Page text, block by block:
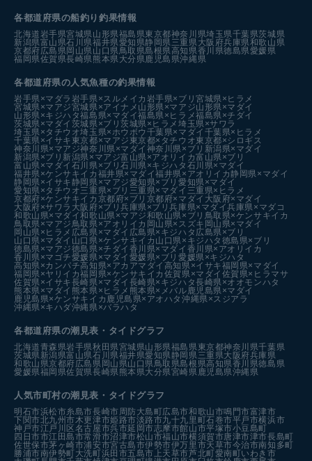
各都道府県の船釣り釣果情報
北海道 岩手県宮城県 山形県福島県東京都神奈川県埼玉県千葉県茨城県
新潟県富山県石川県福井県愛知県静岡県 三重県 大阪府兵庫県和歌山県
京都府広島県岡山県 山口県 鳥取県島根県高知県香川県徳島県愛媛県
福岡県佐賀県長崎県 熊本県 大分県 鹿児島県沖縄県
各都道府県の人気魚種の釣果情報
岩手県×マダラ 岩手県×スルメイカ 岩手県×ブリ宮城県×ヒラメ
宮城県×マアジ宮城県×アイナメ 山形県×マアジ山形県×マダイ
山形県×キジハタ福島県×マダイ福島県×ヒラメ福島県×チダイ
茨城県×マダイ 茨城県×ブリ茨城県×ヒラメ埼玉県×サワラ
埼玉県×タチウオ埼玉県×ホウボウ 千葉県×マダイ 千葉県×ヒラメ
千葉県×イサキ 東京都×マアジ 東京都×タチウオ東京都×シロギス
神奈川県×マアジ神奈川県×マダイ 神奈川県×ブリ 新潟県×マダイ
新潟県×ブリ 新潟県×マアジ富山県×アオリイカ富山県×ブリ
富山県×マダイ 石川県×ブリ石川県×キジハタ 石川県×マダイ
福井県×ケンサキイカ 福井県×マダイ福井県×アオリイカ静岡県×マダイ
静岡県×イサキ静岡県×マアジ愛知県×ブリ愛知県×マダイ
愛知県×タチウオ三重県×ブリ 三重県×マダイ 三重県×ヒラメ
京都府×ケンサキイカ 京都府×ブリ 京都府×マダイ 大阪府×マダイ
大阪府×サワラ 大阪府×ブリ兵庫県×ブリ兵庫県×マダイ兵庫県×マダコ
和歌山県×マダイ和歌山県×マアジ和歌山県×ブリ 鳥取県×ケンサキイカ
鳥取県×マアジ 鳥取県×アオリイカ 岡山県×スズキ 岡山県×マダイ
岡山県×ヒラメ 広島県×マダイ 広島県×キジハタ 広島県×ブリ
山口県×マダイ 山口県×ケンサキイカ 山口県×キジハタ 徳島県×ブリ
徳島県×マアジ徳島県×チダイ 香川県×マダイ 香川県×アオリイカ
香川県×マゴチ愛媛県×マダイ 愛媛県×ブリ愛媛県×キジハタ
高知県×カンパチ高知県×アカアマダイ 高知県×イサキ福岡県×マダイ
福岡県×ヤリイカ福岡県×ケンサキイカ 佐賀県×マダイ 佐賀県×ヒラマサ
佐賀県×イサキ長崎県×マダイ 長崎県×キジハタ長崎県×オオモンハタ
熊本県×マダイ 熊本県×ヒラメ 熊本県×メバル 鹿児島県×マダイ
鹿児島県×ケンサキイカ 鹿児島県×アオハタ沖縄県×スジアラ
沖縄県×キハダ沖縄県×バラハタ
各都道府県の潮見表 ・タイドグラフ
北海道青森県岩手県秋田県宮城県山形県福島県 東京都神奈川県千葉県
茨城県 新潟県富山県石川県福井県愛知県静岡県 三重県大阪府兵庫県
和歌山県京都府広島県 岡山県山口県 鳥取県島根県高知県香川県徳島県
愛媛県福岡県佐賀県長崎県 熊本県大分県宮崎県 鹿児島県沖縄県
人気市町村の潮見表・タイドグラフ
明石市浜松市糸島市長崎市 周防大島町広島市和歌山市鳴門市富津市
下関市北九州市木更津市姫路市淡路市九十九里町石巻市平戸市横浜市
神戸市江戸川区名古屋市呉市延岡市志摩市館山市平塚市小豆島町
四日市市江田島市常滑市沼津市松山市福山市横須賀市唐津市津市長島町
佐世保市茅ヶ崎市浦安市宮古島市伊勢市伊万里市天草市今治市南知多町
勝浦市南伊勢町大洗町浜田市五島市 上天草市芦北町愛南町いわき市